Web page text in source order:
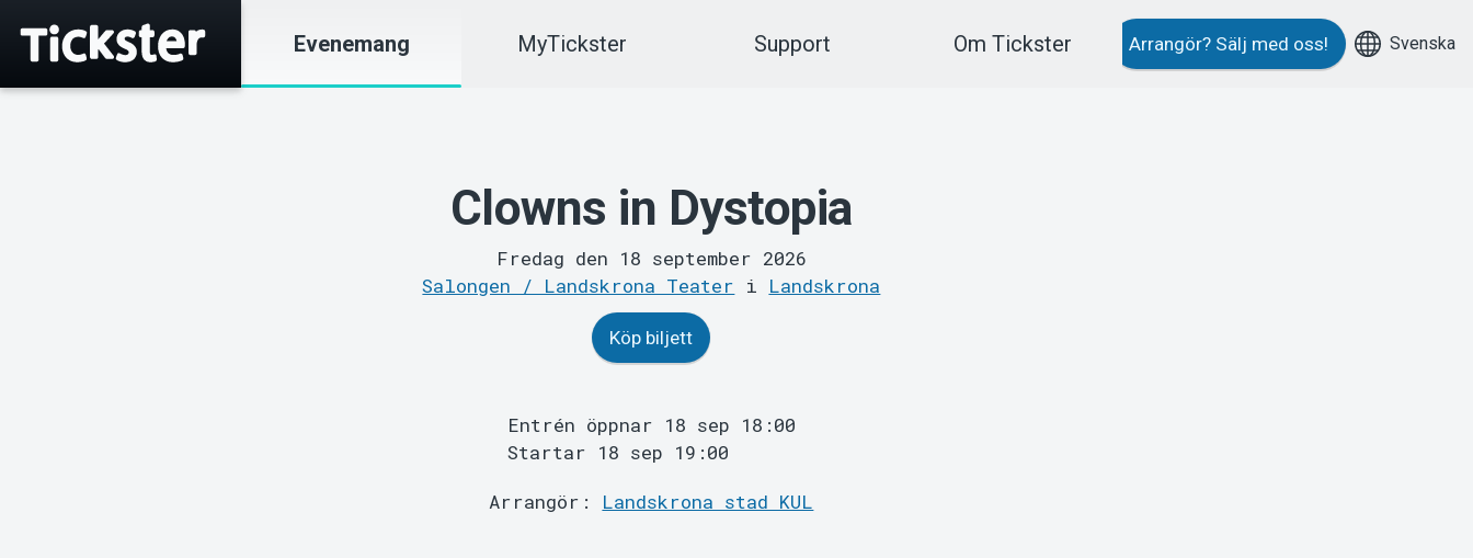
Evenemang MyTickster Support Om Tickster Arrangör? Sälj med oss! Svenska
Clowns in Dystopia
Fredag den 18 september 2026
Salongen / Landskrona Teater i Landskrona
Köp biljett
Entrén öppnar 18 sep 18:00
Startar 18 sep 19:00
Arrangör: Landskrona stad KUL